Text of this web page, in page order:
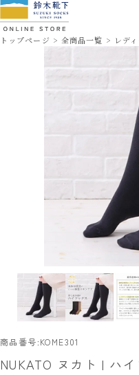
トップページ 全商品一覧 レデ
商品番号 KOME301
NUKATO ヌカト | ハ